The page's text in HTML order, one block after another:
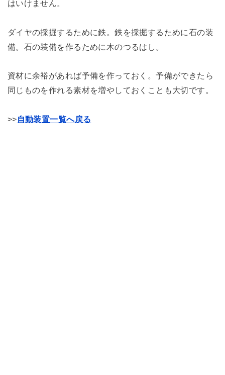
はいけません。
ダイヤの採掘するために鉄。鉄を採掘するために石の装
備。石の装備を作るために木のつるはし。
資材に余裕があれば予備を作っておく。予備ができたら
同じものを作れる素材を増やしておくことも大切です。
>>自動装置一覧へ戻る